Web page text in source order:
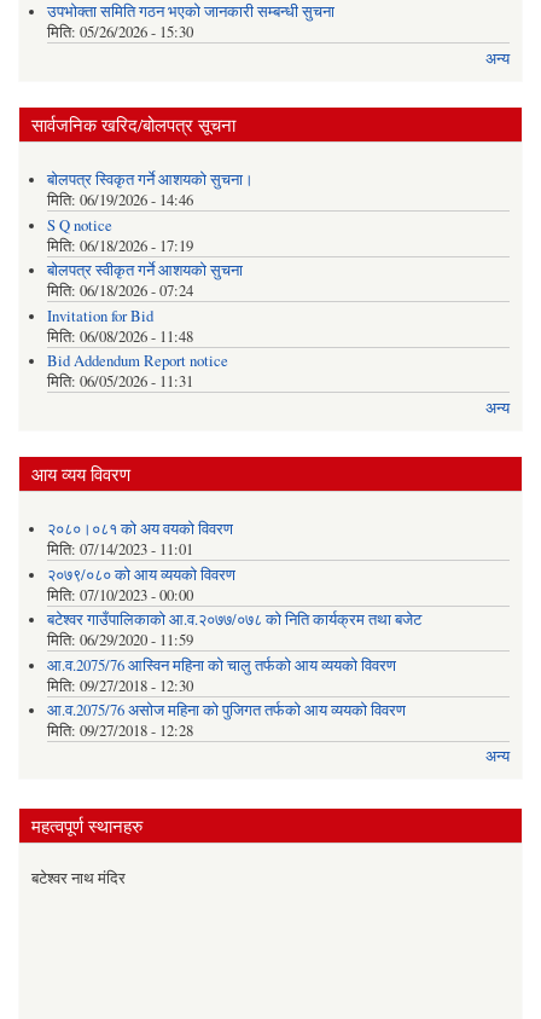
उपभोक्ता समिति गठन भएको जानकारी सम्बन्धी सुचना
मिति: 05/26/2026 - 15:30
अन्य
सार्वजनिक खरिद/बोलपत्र सूचना
बोलपत्र स्विकृत गर्ने आशयको सुचना।
मिति: 06/19/2026 - 14:46
S Q notice
मिति: 06/18/2026 - 17:19
बोलपत्र स्वीकृत गर्ने आशयको सुचना
मिति: 06/18/2026 - 07:24
Invitation for Bid
मिति: 06/08/2026 - 11:48
Bid Addendum Report notice
मिति: 06/05/2026 - 11:31
अन्य
आय व्यय विवरण
२०८०।०८१ को अय वयको विवरण
मिति: 07/14/2023 - 11:01
२०७९/०८० को आय व्ययको विवरण
मिति: 07/10/2023 - 00:00
बटेश्वर गाउँपालिकाको आ.व.२०७७/०७८ को निति कार्यक्रम तथा बजेट
मिति: 06/29/2020 - 11:59
आ.व.2075/76 आस्विन महिना को चालु तर्फको आय व्ययको विवरण
मिति: 09/27/2018 - 12:30
आ.व.2075/76 असोज महिना को पुजिगत तर्फको आय व्ययको विवरण
मिति: 09/27/2018 - 12:28
अन्य
महत्वपूर्ण स्थानहरु
बटेश्वर नाथ मंदिर